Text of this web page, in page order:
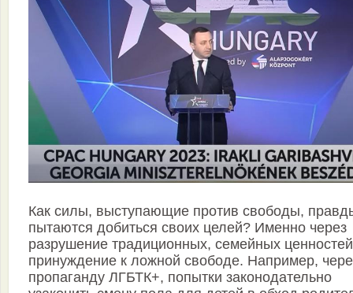
Как силы, выступающие против свободы,
пытаются добиться своих целей? Именно через
разрушение традиционных, семейных
принуждение к ложной свободе. Например,
пропаганду ЛГБТК+, попытки законодательно